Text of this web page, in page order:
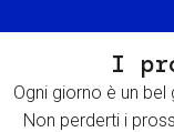
I
Ogni giorno è un
Non perderti i